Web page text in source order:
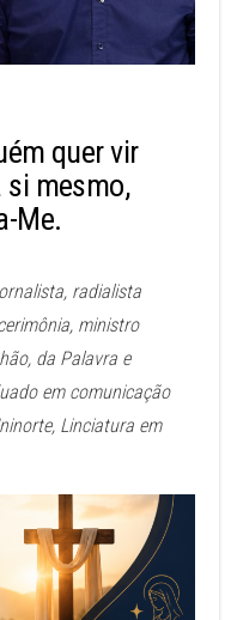
quer vir
si mesmo,
Me.
radialista
ministro
da Palavra e
em comunicação
Linciatura em